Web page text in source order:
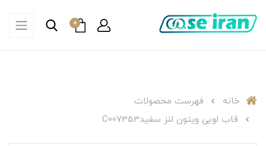
0
خانه
فهرست محصولات
قاب لویی ویتون لنز سفیدC007353